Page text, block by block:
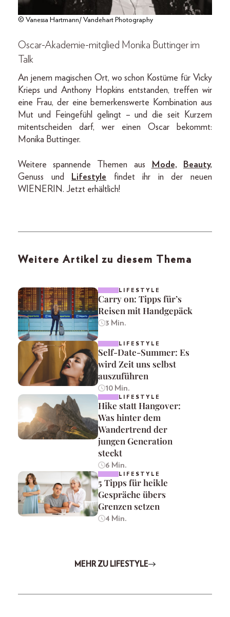
© Vanessa Hartmann/ Vandehart Photography
Oscar-Akademie-mitglied Monika Buttinger im
Talk
An jenem magischen Ort, wo schon Kostüme für Vicky
Krieps und Anthony Hopkins entstanden, treffen wir
eine Frau, der eine bemerkenswerte Kombination aus
Mut und Feingefühl gelingt – und die seit Kurzem
mitentscheiden darf, wer einen Oscar bekommt:
Monika Buttinger.
Weitere spannende Themen aus Mode,
Beauty,
Genuss und
Lifestyle findet ihr in der neuen
WIENERIN. Jetzt erhältlich!
Weitere Artikel zu diesem Thema
LIFESTYLE
Carry on: Tipps für’s
Reisen mit Handgepäck
3 Min.
LIFESTYLE
Self-Date-Summer: Es
wird Zeit uns selbst
auszuführen
10 Min.
LIFESTYLE
Hike statt Hangover:
Was hinter dem
Wandertrend der
jungen Generation
steckt
6 Min.
LIFESTYLE
5 Tipps für heikle
Gespräche übers
Grenzen setzen
4 Min.
MEHR ZU LIFESTYLE